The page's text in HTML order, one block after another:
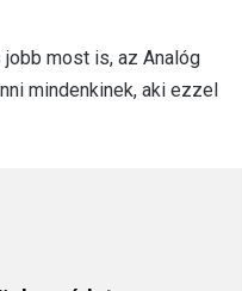
most is, az Analóg
mindenkinek, aki ezzel